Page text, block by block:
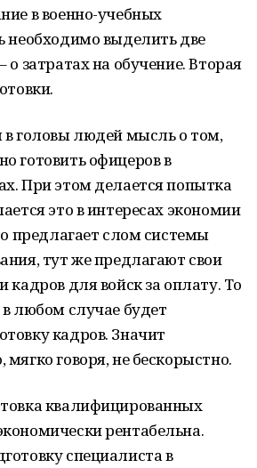
в военно-учебных
необходимо выделить две
о затратах на обучение. Вторая
в головы людей мысль о том,
готовить офицеров в
При этом делается попытка
это в интересах экономии
предлагает слом системы
тут же предлагают свои
кадров для войск за оплату. То
в любом случае будет
кадров. Значит
говоря, не бескорыстно.
квалифицированных
рентабельна.
специалиста в